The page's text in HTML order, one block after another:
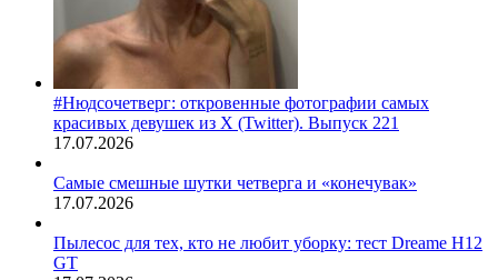
#Нюдсочетверг: откровенные фотографии самых
красивых девушек из X (Twitter). Выпуск 221
17.07.2026
Самые смешные шутки четверга и «конечувак»
17.07.2026
Пылесос для тех, кто не любит уборку: тест Dreame H12
GT